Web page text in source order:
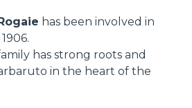
has been involved in
has strong roots and
in the heart of the